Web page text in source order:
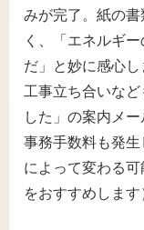
みが完了。紙の
く、「エネルギ
だ」と妙に感心
工事立ち合いな
した」の案内メ
事務手数料も発
によって変わる
をおすすめします